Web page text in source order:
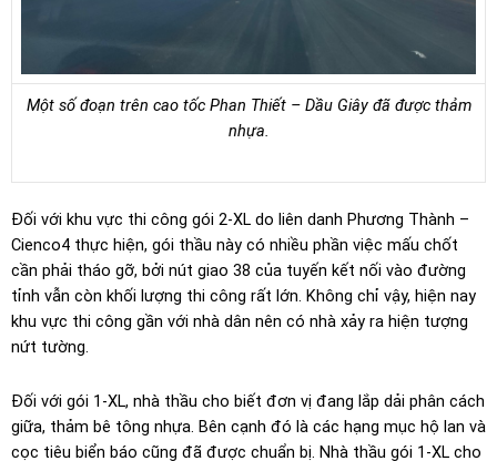
Một số đoạn trên cao tốc Phan Thiết – Dầu Giây đã được thảm
nhựa.
Đối với khu vực thi công gói 2-XL do liên danh Phương Thành –
Cienco4 thực hiện, gói thầu này có nhiều phần việc mấu chốt
cần phải tháo gỡ, bởi nút giao 38 của tuyến kết nối vào đường
tỉnh vẫn còn khối lượng thi công rất lớn. Không chỉ vậy, hiện nay
khu vực thi công gần với nhà dân nên có nhà xảy ra hiện tượng
nứt tường.
Đối với gói 1-XL, nhà thầu cho biết đơn vị đang lắp dải phân cách
giữa, thảm bê tông nhựa. Bên cạnh đó là các hạng mục hộ lan và
cọc tiêu biển báo cũng đã được chuẩn bị. Nhà thầu gói 1-XL cho